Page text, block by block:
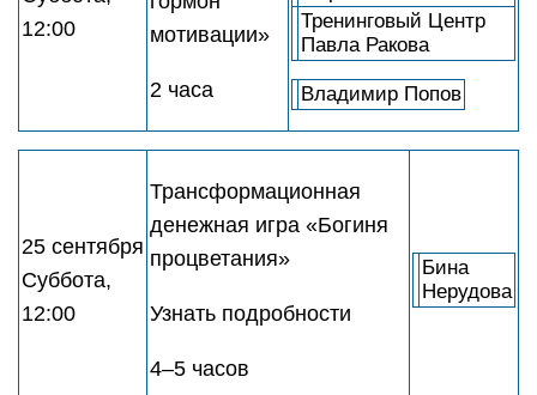
12:00
мотивации»
2 часа
Тренинговый Центр
Павла Ракова
Владимир Попов
25 сентября
Суббота,
12:00
Трансформационная
денежная игра «Богиня
процветания»
Узнать подробности
4–5 часов
Бина
Нерудова